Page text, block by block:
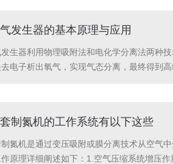
发生器的基本原理与应用
生器利用物理吸附法和电化学分离法两种
电子析出氧气，实现气态分离，最终得到
制氮机的工作系统有以下这些
氮机是通过变压吸附或膜分离技术从空气
原理详细阐述如下：1.空气压缩系统增压